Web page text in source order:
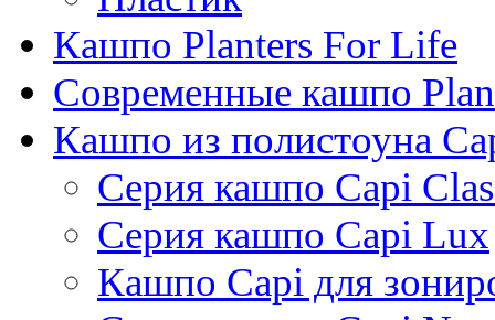
Кашпо Planters For Life
Современные кашпо
Кашпо из полистоуна
Серия кашпо Capi
Серия кашпо Capi Lux
Кашпо Capi для